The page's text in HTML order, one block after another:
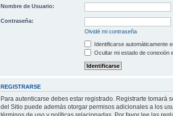
Nombre de Usuario:
Contraseña:
Olvidé mi contraseña
Identificarse automáticamente
Ocultar mi estado de conexión
REGISTRARSE
Para autenticarse debes estar registrado. Registrarte tomará
del Sitio puede además otorgar permisos adicionales a los